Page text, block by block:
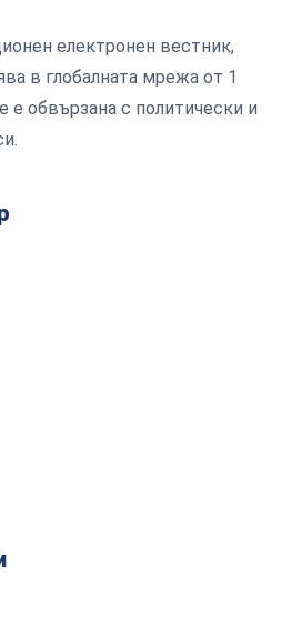
електронен вестник,
в глобалната мрежа от 1
е обвързана с политически и